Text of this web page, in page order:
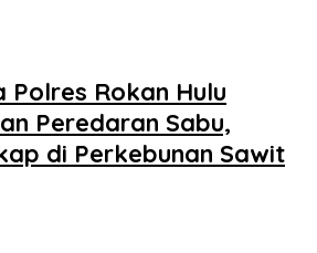
Rokan Hulu
Peredaran Sabu,
di Perkebunan Sawit